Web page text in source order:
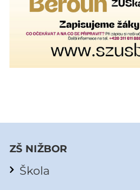
ZŠ NIŽBOR
Škola